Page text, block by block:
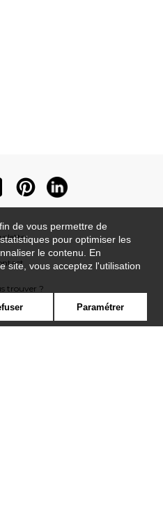
trouver ?
de vous permettre de
pour optimiser les
le contenu. En
site, vous acceptez l'utilisation
Paramétrer